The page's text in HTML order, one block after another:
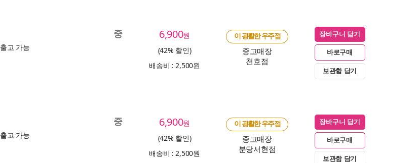
출고 가능
중 6,900원
(42% 할인)
배송비 : 2,500원
이 광활한 우주점
중고매장
천호점
장바구니 담기
바로구매
보관함 담기
출고 가능
중 6,900원
(42% 할인)
배송비 : 2,500원
이 광활한 우주점
중고매장
분당서현점
장바구니 담기
바로구매
보관함 담기